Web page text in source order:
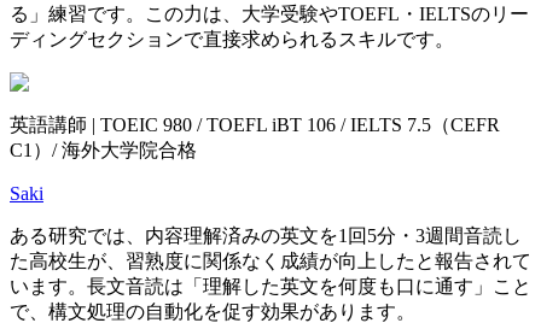
る」練習です。この力は、大学受験やTOEFL・IELTSのリー
ディングセクションで直接求められるスキルです。
英語講師 | TOEIC 980 / TOEFL iBT 106 / IELTS 7.5（CEFR
C1）/ 海外大学院合格
Saki
ある研究では、内容理解済みの英文を1回5分・3週間音読し
た高校生が、習熟度に関係なく成績が向上したと報告されて
います。長文音読は「理解した英文を何度も口に通す」こと
で、構文処理の自動化を促す効果があります。